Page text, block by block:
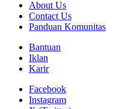
About Us
Contact Us
Panduan Komunitas
Bantuan
Iklan
Karir
Facebook
Instagram